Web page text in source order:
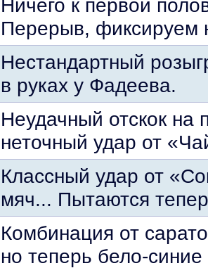
Ничего к первой
Перерыв, фиксируем
Нестандартный
в руках у Фадеева.
Неудачный отскок на
неточный удар от
Классный удар от
мяч... Пытаются
Комбинация от
но теперь бело-